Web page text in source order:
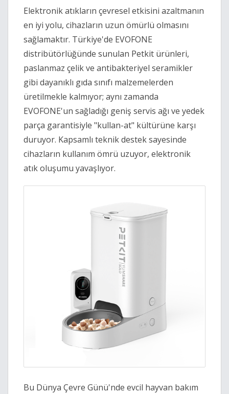
Elektronik atıkların çevresel etkisini azaltmanın
en iyi yolu, cihazların uzun ömürlü olmasını
sağlamaktır. Türkiye'de EVOFONE
distribütörlüğünde sunulan Petkit ürünleri,
paslanmaz çelik ve antibakteriyel seramikler
gibi dayanıklı gıda sınıfı malzemelerden
üretilmekle kalmıyor; aynı zamanda
EVOFONE'un sağladığı geniş servis ağı ve yedek
parça garantisiyle "kullan-at" kültürüne karşı
duruyor. Kapsamlı teknik destek sayesinde
cihazların kullanım ömrü uzuyor, elektronik
atık oluşumu yavaşlıyor.
Bu Dünya Çevre Günü'nde evcil hayvan bakım